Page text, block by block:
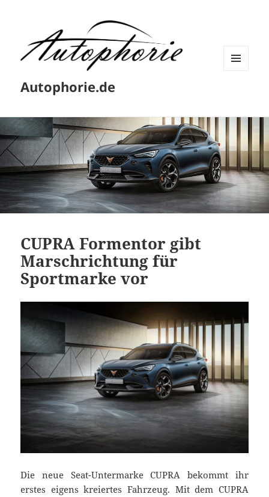
Autophorie.de
CUPRA Formentor gibt
Marschrichtung für
Sportmarke vor
Die neue Seat-Untermarke CUPRA bekommt ihr
erstes eigens kreiertes Fahrzeug. Mit dem CUPRA